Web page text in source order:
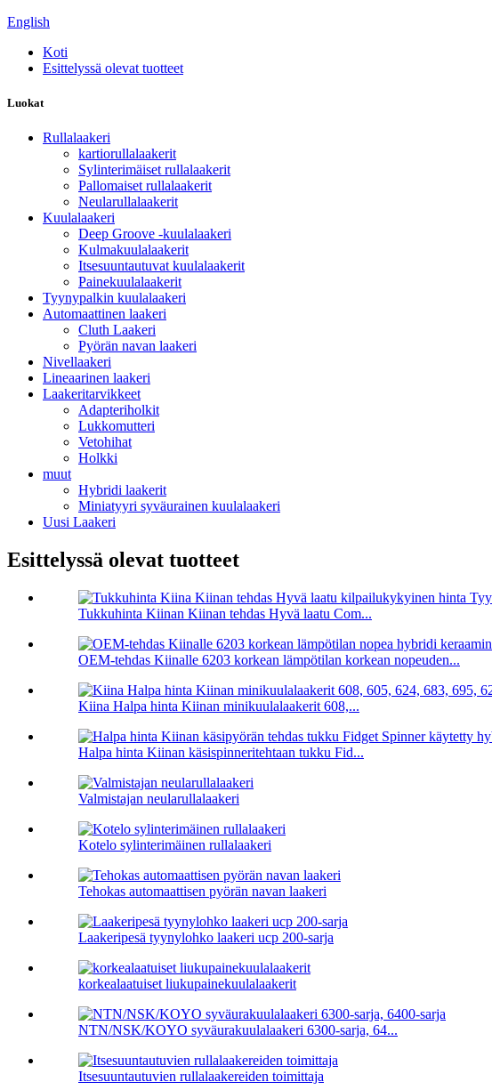
English
Koti
Esittelyssä olevat tuotteet
Luokat
Rullalaakeri
kartiorullalaakerit
Sylinterimäiset rullalaakerit
Pallomaiset rullalaakerit
Neularullalaakerit
Kuulalaakeri
Deep Groove -kuulalaakeri
Kulmakuulalaakerit
Itsesuuntautuvat kuulalaakerit
Painekuulalaakerit
Tyynypalkin kuulalaakeri
Automaattinen laakeri
Cluth Laakeri
Pyörän navan laakeri
Nivellaakeri
Lineaarinen laakeri
Laakeritarvikkeet
Adapteriholkit
Lukkomutteri
Vetohihat
Holkki
muut
Hybridi laakerit
Miniatyyri syväurainen kuulalaakeri
Uusi Laakeri
Esittelyssä olevat tuotteet
Tukkuhinta Kiinan Kiinan tehdas Hyvä laatu Com...
OEM-tehdas Kiinalle 6203 korkean lämpötilan korkean nopeuden...
Kiina Halpa hinta Kiinan minikuulalaakerit 608,...
Halpa hinta Kiinan käsispinneritehtaan tukku Fid...
Valmistajan neularullalaakeri
Kotelo sylinterimäinen rullalaakeri
Tehokas automaattisen pyörän navan laakeri
Laakeripesä tyynylohko laakeri ucp 200-sarja
korkealaatuiset liukupainekuulalaakerit
NTN/NSK/KOYO syväurakuulalaakeri 6300-sarja, 64...
Itsesuuntautuvien rullalaakereiden toimittaja